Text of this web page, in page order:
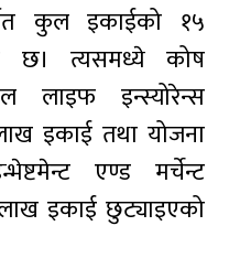
कुल इकाईको १५
छ। त्यसमध्ये कोष
लाइफ इन्स्योरेन्स
इकाई तथा योजना
एण्ड मर्चेन्ट
इकाई छुट्याइएको